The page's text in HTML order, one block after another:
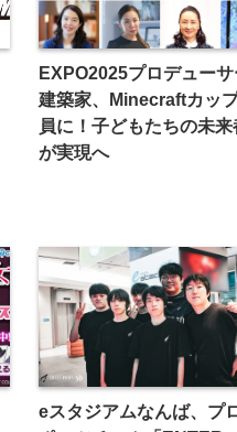
EXPO2025プロデューサ
建築家、Minecraftカッ
員に！子どもたちの未来
が実現へ
eスタジアムなんば、プ